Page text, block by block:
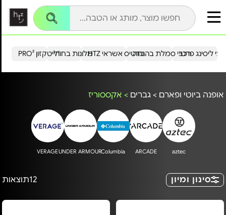
הייטקזון PRO²מלונות בחו"ל כרטיס אשראי HTZ ליסינג פרטירכבי סמלת בהנחה
אופנה ביוטי ופארם > גברים > אקססוריז
aztec
ARCADE
Columbia
UNDER ARMOUR
VERAGE
סינון ומיון 12תוצאות